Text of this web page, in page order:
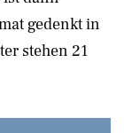
gedenkt in
stehen 21